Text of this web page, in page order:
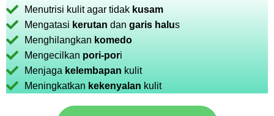
Menutrisi kulit agar tidak kusam
Mengatasi kerutan dan garis halus
Menghilangkan komedo
Mengecilkan pori-pori
Menjaga kelembapan kulit
Meningkatkan kekenyalan kulit